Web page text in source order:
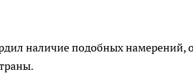
наличие подобных намерений,